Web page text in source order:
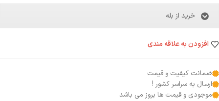
خرید از بله
افزودن به علاقه مندی
ضمانت کیفیت و قیمت
ارسال به سراسر کشور !
موجودی و قیمت ها بروز می باشد